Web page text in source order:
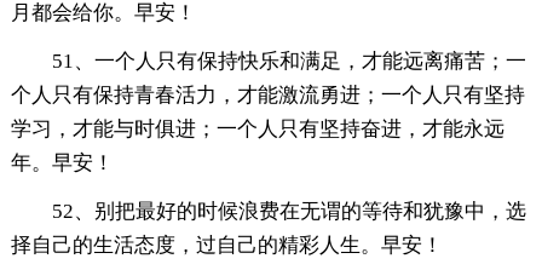
月都会给你。早安！
51、一个人只有保持快乐和满足，才能远离痛苦；一
个人只有保持青春活力，才能激流勇进；一个人只有坚持
学习，才能与时俱进；一个人只有坚持奋进，才能永远
年。早安！
52、别把最好的时候浪费在无谓的等待和犹豫中，选
择自己的生活态度，过自己的精彩人生。早安！